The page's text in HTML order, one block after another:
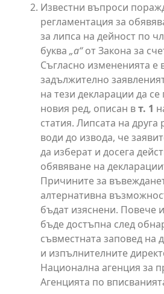
Известни въпроси
регламентация за
за липса на дейност по
буква „а“от Закона за
Съгласно измененията
задължително
на тези декларации да се
новия ред, описан вт. 1
статия. Липсата на друга
води до извода, че
да изберат и досега
обявяване на
Причините за
алтернативна
бъдат изяснени.
бъде достъпна след
съвместната заповед на
и изпълнителните
Национална агенция за
Агенцията по